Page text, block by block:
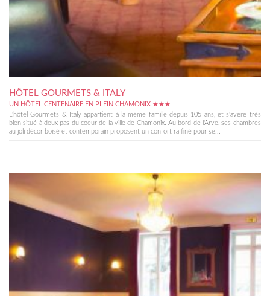
HÔTEL GOURMETS & ITALY
UN HÔTEL CENTENAIRE EN PLEIN CHAMONIX ★★★
L'hôtel Gourmets & Italy appartient à la même famille depuis 105 ans, et s'avère très
bien situé à deux pas du coeur de la ville de Chamonix. Au bord de l'Arve, ses chambres
au joli décor boisé et contemporain proposent un confort raffiné pour se...